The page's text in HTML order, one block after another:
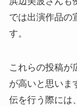
では出演作品の
す。
これらの投稿が
が高いと思いま
伝を行う際には